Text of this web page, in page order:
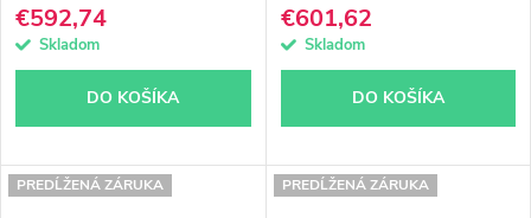
€592,74
Skladom
DO KOŠÍKA
€601,62
Skladom
DO KOŠÍKA
PREDĹŽENÁ ZÁRUKA PREDĹŽENÁ ZÁRUKA